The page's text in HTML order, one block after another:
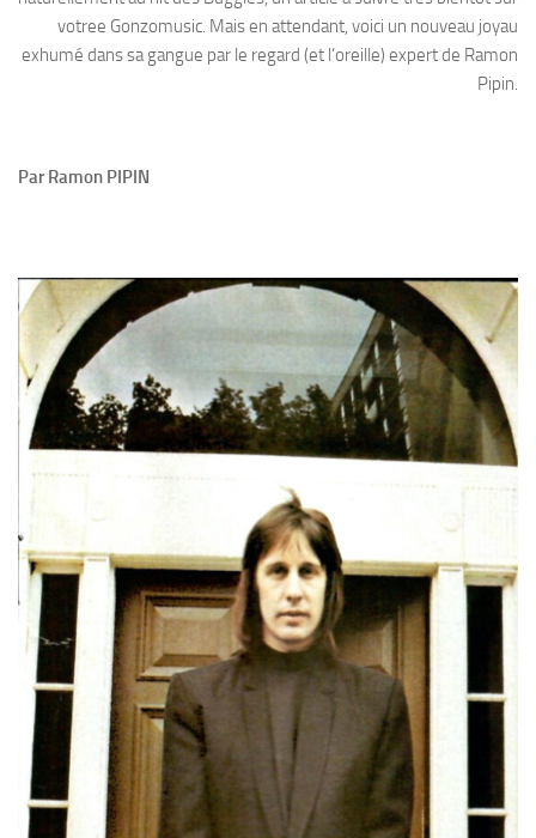
votree Gonzomusic. Mais en attendant, voici un nouveau joyau
exhumé dans sa gangue par le regard (et l’oreille) expert de Ramon
Pipin.
Par Ramon PIPIN